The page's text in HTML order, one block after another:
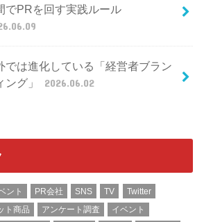
でPRを回す実践ルール
では進化している「経営者ブラン
ング」
2026.06.02
ント PR会社 SNS TV
Twitter
ト商品 アンケート調査
イベント